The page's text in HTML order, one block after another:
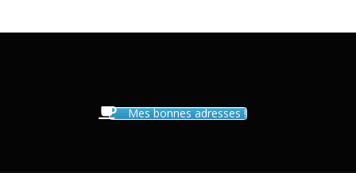
Mes bonnes adresses !